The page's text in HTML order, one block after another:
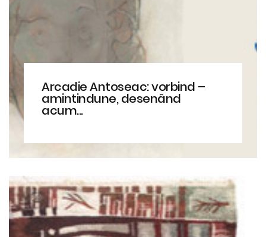
Arcadie Antoseac: vorbind –
amintindune, desenând
acum...